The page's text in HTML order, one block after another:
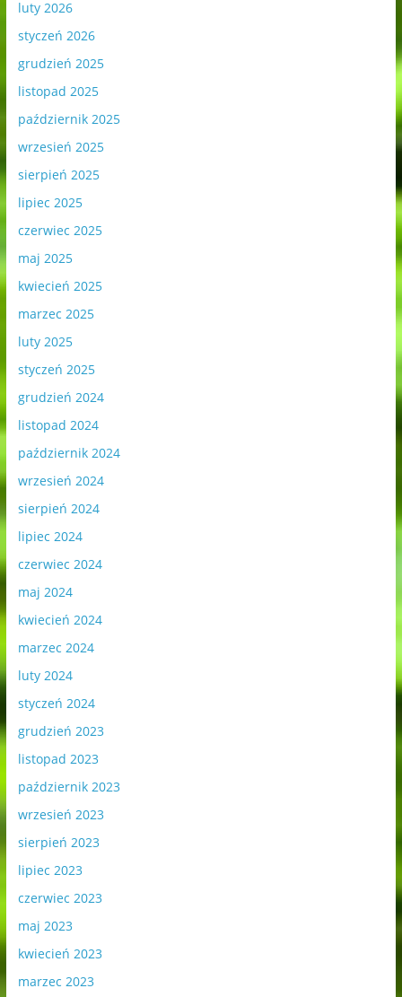
luty 2026
styczeń 2026
grudzień 2025
listopad 2025
październik 2025
wrzesień 2025
sierpień 2025
lipiec 2025
czerwiec 2025
maj 2025
kwiecień 2025
marzec 2025
luty 2025
styczeń 2025
grudzień 2024
listopad 2024
październik 2024
wrzesień 2024
sierpień 2024
lipiec 2024
czerwiec 2024
maj 2024
kwiecień 2024
marzec 2024
luty 2024
styczeń 2024
grudzień 2023
listopad 2023
październik 2023
wrzesień 2023
sierpień 2023
lipiec 2023
czerwiec 2023
maj 2023
kwiecień 2023
marzec 2023